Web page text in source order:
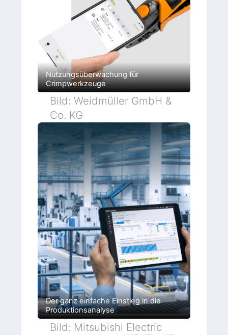
Nutzungsüberwachung für
Crimpwerkzeuge
Bild: Weidmüller GmbH &
Co. KG
Der ganz einfache Einstieg in die
Produktionsanalyse
Bild: Mitsubishi Electric